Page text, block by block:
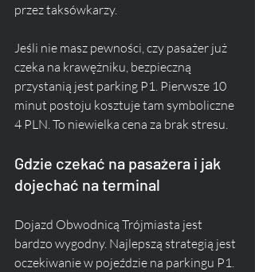
przez taksówkarzy.
Jeśli nie masz pewności, czy pasażer już
czeka na krawężniku, bezpieczną
przystanią jest parking P1. Pierwsze 10
minut postoju kosztuje tam symboliczne
4 PLN. To niewielka cena za brak stresu.
Gdzie czekać na pasażera i jak
dojechać na terminal
Dojazd Obwodnicą Trójmiasta jest
bardzo wygodny. Najlepszą strategią jest
oczekiwanie w pojeździe na parkingu P1.